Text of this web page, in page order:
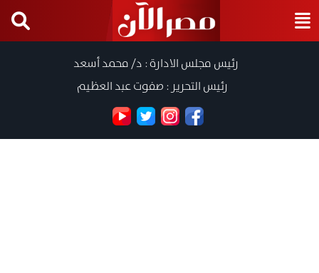
رئيس مجلس الادارة : د/ محمد أسعد
رئيس التحرير : صفوت عبد العظيم